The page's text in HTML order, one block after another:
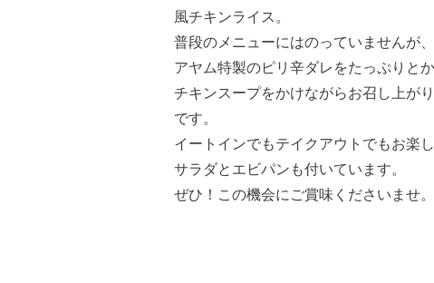
風チキンライス。
普段のメニューにはのっていませんが
アヤム特製のピリ辛ダレをたっぷりと
チキンスープをかけながらお召し上が
です。
イートインでもテイクアウトでもお楽
サラダとエビパンも付いています。
ぜひ！この機会にご賞味くださいませ。